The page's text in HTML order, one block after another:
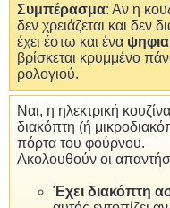
Συμπέρασμα: Αν η
δεν χρειάζεται και δεν
έχει έστω και ένα
βρίσκεται κρυμμένο
ρολογιού.
Ναι, η ηλεκτρική
διακόπτη (ή
πόρτα του φούρνου.
Ακολουθούν οι
Έχει διακόπτη